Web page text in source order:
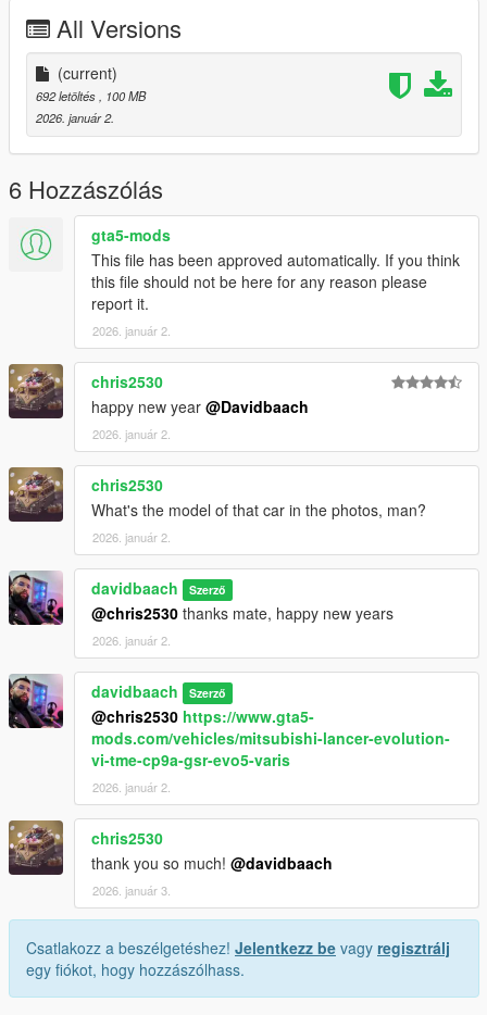
All Versions
(current)
692 letöltés
, 100 MB
2026. január 2.
6 Hozzászólás
gta5-mods
This file has been approved automatically. If you think
this file should not be here for any reason please
report it.
2026. január 2.
chris2530
happy new year @Davidbaach
2026. január 2.
chris2530
What's the model of that car in the photos, man?
2026. január 2.
davidbaach Szerző
@chris2530 thanks mate, happy new years
2026. január 2.
davidbaach Szerző
@chris2530 https://www.gta5-
mods.com/vehicles/mitsubishi-lancer-evolution-
vi-tme-cp9a-gsr-evo5-varis
2026. január 2.
chris2530
thank you so much! @davidbaach
2026. január 3.
Csatlakozz a beszélgetéshez! Jelentkezz be vagy regisztrálj
egy fiókot, hogy hozzászólhass.